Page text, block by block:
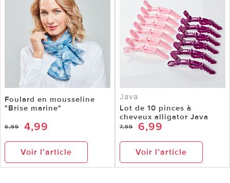
Foulard en mousseline
"Brise marine"
6,99 4,99
Voir l’article
Java
Lot de 10 pinces à
cheveux alligator Java
7,99 6,99
Voir l’article